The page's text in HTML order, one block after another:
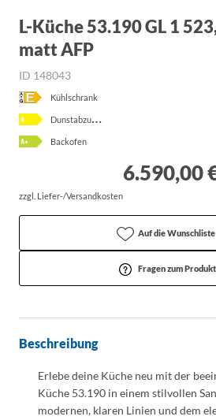
L-Küche 53.190 GL 1
matt AFP
ID 148043
Kühlschrank
D
unstabzugshaube
Backofen
6.590,00
zzgl. Liefer-/Versandkosten
Auf die Wunschliste
Fragen zum Produkt
Beschreibung
Erlebe deine Küche neu mit der
Küche 53.190 in einem stilvollen
modernen, klaren Linien und dem